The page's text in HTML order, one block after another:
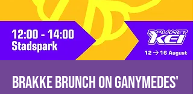
Brakke Brunch on Ganymedes'